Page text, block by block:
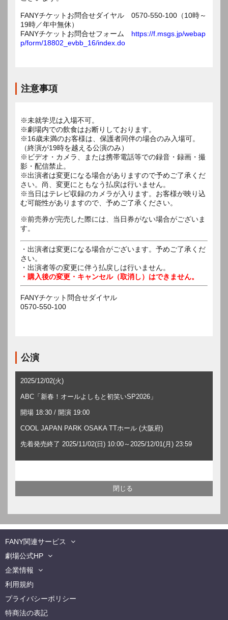
FANYチケットお問合せダイヤル 0570-550-100（10時～
19時／年中無休）
FANYチケットお問合せフォーム https://f.msgs.jp/webap
p/form/18802_evbb_16/index.do
注意事項
※未就学児は入場不可。
※劇場内での飲食はお断りしております。
※16歳未満のお客様は、保護者同伴の場合のみ入場可。
（終演が19時を越える公演のみ）
※ビデオ・カメラ、または携帯電話等での録音・録画・撮
影・配信禁止。
※出演者は変更になる場合がありますので予めご了承くだ
さい。尚、変更にともなう払戻は行いません。
※当日はテレビ収録のカメラが入ります。お客様が映り込
む可能性がありますので、予めご了承ください。
※前売券が完売した際には、当日券がない場合がございま
す。
・出演者は変更になる場合がございます。予めご了承くだ
さい。
・出演者等の変更に伴う払戻しは行いません。
・購入後の変更・キャンセル（取消し）はできません。
FANYチケット問合せダイヤル
0570-550-100
公演
2025/12/02(火)
ABC「新春！オールよしもと初笑いSP2026」
開場 18:30 / 開演 19:00
COOL JAPAN PARK OSAKA TTホール (大阪府)
先着発売終了 2025/11/02(日) 10:00～2025/12/01(月) 23:59
FANY関連サービス
劇場公式HP
企業情報
利用規約
プライバシーポリシー
特商法の表記